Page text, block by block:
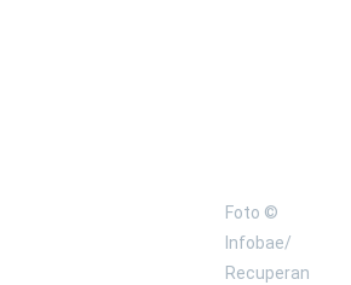
Foto ©
Infobae/
Recuperan